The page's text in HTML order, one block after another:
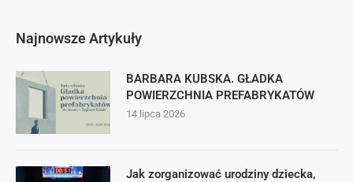
Najnowsze Artykuły
BARBARA KUBSKA. GŁADKA
POWIERZCHNIA PREFABRYKATÓW
14 lipca 2026
Jak zorganizować urodziny dziecka,